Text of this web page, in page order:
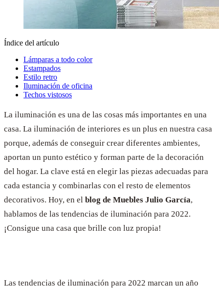
Índice del artículo
Lámparas a todo color
Estampados
Estilo retro
Iluminación de oficina
Techos vistosos
La iluminación es una de las cosas más importantes en una
casa. La iluminación de interiores es un plus en nuestra casa
porque, además de conseguir crear diferentes ambientes,
aportan un punto estético y forman parte de la decoración
del hogar. La clave está en elegir las piezas adecuadas para
cada estancia y combinarlas con el resto de elementos
decorativos. Hoy, en el blog de Muebles Julio García,
hablamos de las tendencias de iluminación para 2022.
¡Consigue una casa que brille con luz propia!
Las tendencias de iluminación para 2022 marcan un año